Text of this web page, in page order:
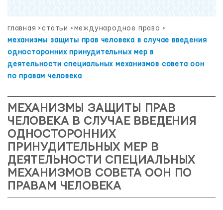
главная >статьи >международное право >
механизмы защиты прав человека в случае введения
односторонних принудительных мер в
деятельности специальных механизмов совета оон
по правам человека
МЕХАНИЗМЫ ЗАЩИТЫ ПРАВ
ЧЕЛОВЕКА В СЛУЧАЕ ВВЕДЕНИЯ
ОДНОСТОРОННИХ
ПРИНУДИТЕЛЬНЫХ МЕР В
ДЕЯТЕЛЬНОСТИ СПЕЦИАЛЬНЫХ
МЕХАНИЗМОВ СОВЕТА ООН ПО
ПРАВАМ ЧЕЛОВЕКА